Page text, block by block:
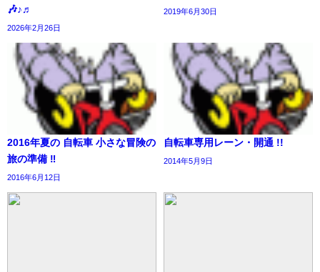
🎶♪♬
2026年2月26日
2019年6月30日
2016年夏の 自転車 小さな冒険の
旅の準備 ‼︎
2016年6月12日
自転車専用レーン・開通 !!
2014年5月9日